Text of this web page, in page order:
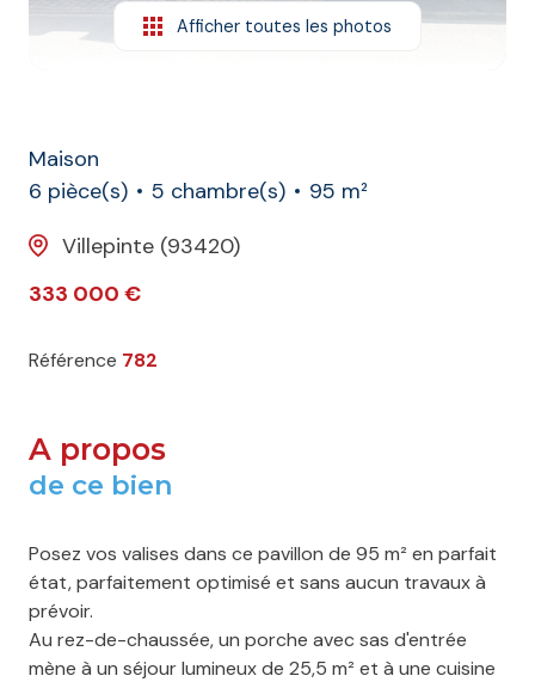
Afficher toutes les photos
Maison
6 pièce(s)
5 chambre(s)
95 m²
Villepinte (93420)
333 000 €
Référence 782
A propos
de ce bien
Posez vos valises dans ce pavillon de 95 m² en parfait
état, parfaitement optimisé et sans aucun travaux à
prévoir.
Au rez-de-chaussée, un porche avec sas d'entrée
mène à un séjour lumineux de 25,5 m² et à une cuisine